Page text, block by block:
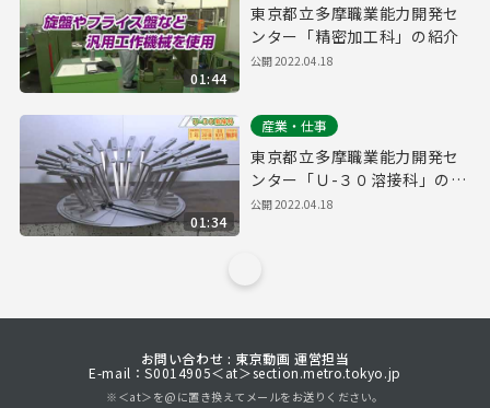
01:44
東京都立多摩職業能力開発セ
ンター「精密加工科」の紹介
公開2022.04.18
01:34
産業・仕事
東京都立多摩職業能力開発セ
ンター「Ｕ-３０溶接科」の紹
介
公開2022.04.18
お問い合わせ : 東京動画 運営担当
E-mail：S0014905＜at＞section.metro.tokyo.jp
※＜at＞を@に置き換えてメールをお送りください。